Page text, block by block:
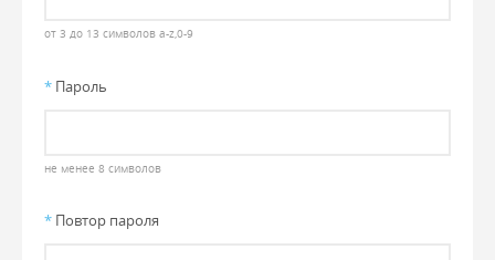
от 3 до 13 символов a-z,0-9
* Пароль
не менее 8 символов
* Повтор пароля